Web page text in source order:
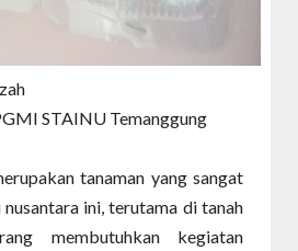
STAINU Temanggung
tanaman yang sangat
ini, terutama di tanah
membutuhkan kegiatan